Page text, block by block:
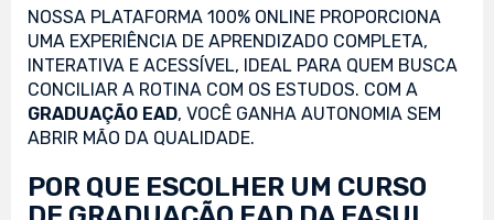
NOSSA PLATAFORMA 100% ONLINE PROPORCIONA
UMA EXPERIÊNCIA DE APRENDIZADO COMPLETA,
INTERATIVA E ACESSÍVEL, IDEAL PARA QUEM BUSCA
CONCILIAR A ROTINA COM OS ESTUDOS. COM A
GRADUAÇÃO EAD, VOCÊ GANHA AUTONOMIA SEM
ABRIR MÃO DA QUALIDADE.
POR QUE ESCOLHER UM CURSO